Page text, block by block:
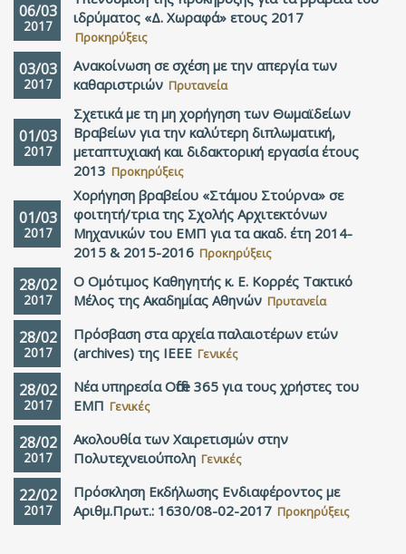
06/03
2017
ιδρύματος «Δ. Χωραφά» ετους 2017
Προκηρύξεις
03/03
2017
Ανακοίνωση σε σχέση με την απεργία των
καθαριστριών Πρυτανεία
01/03
2017
Σχετικά με τη μη χορήγηση των Θωμαϊδείων
Βραβείων για την καλύτερη διπλωματική,
μεταπτυχιακή και διδακτορική εργασία έτους
2013 Προκηρύξεις
01/03
2017
Χορήγηση βραβείου «Στάμου Στούρνα» σε
φοιτητή/τρια της Σχολής Αρχιτεκτόνων
Μηχανικών του ΕΜΠ για τα ακαδ. έτη 2014-
2015 & 2015-2016 Προκηρύξεις
28/02
2017
Ο Ομότιμος Καθηγητής κ. Ε. Κορρές Τακτικό
Μέλος της Ακαδημίας Αθηνών Πρυτανεία
28/02
2017
Πρόσβαση στα αρχεία παλαιοτέρων ετών
(archives) της IEEE Γενικές
28/02
2017
Νέα υπηρεσία Office 365 για τους χρήστες του
ΕΜΠ Γενικές
28/02
2017
Ακολουθία των Χαιρετισμών στην
Πολυτεχνειούπολη Γενικές
22/02
2017
Πρόσκληση Εκδήλωσης Ενδιαφέροντος με
Αριθμ.Πρωτ.: 1630/08-02-2017 Προκηρύξεις